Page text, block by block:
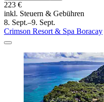
223 €
inkl. Steuern & Gebühren
8. Sept.–9. Sept.
Crimson Resort & Spa Boracay